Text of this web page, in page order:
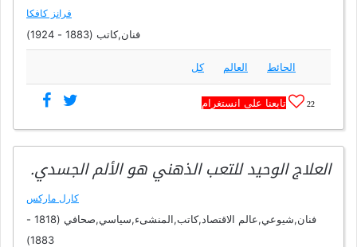
فرانز كافكا
فنان,كاتب (1883 - 1924)
الحائط العالم كل
22 تابعنا على انستغرام
العلاج الوحيد للتعب الذهني هو الألم الجسدي.
كارل ماركس
فنان,شيوعي,عالم الاقتصاد,كاتب,المنشىء,سياسي,صحافي (1818 -
1883)